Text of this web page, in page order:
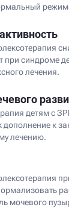
при синдроме
лечения.
детям с
дополнение к
лечению.
мочевого